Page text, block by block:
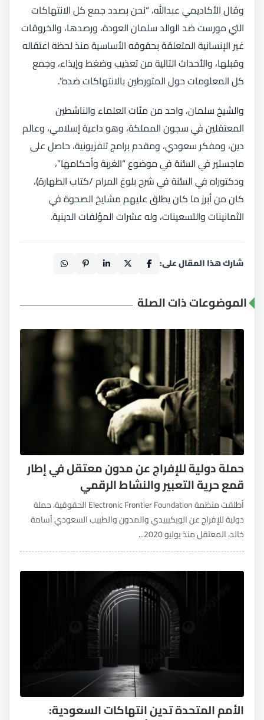
وقال الأكاديمي عبدالله، “نحن بصدد جمع كل الانتهاكات
التي مورست ضد الوالد سلمان العودة، ورصدها، والخروقات
غير الإنسانية المتعلقة بحقوقه الأساسية منذ لحظة اعتقاله
وقبلها، والأحداث التالية من تعذيب وضغط وإيذاء، وجمع
كل المعلومات حول المتورطين بالانتهاكات ضده”.
والشيخ سلمان، واحد من مئات العلماء والناشطين
المعتقلين في سجون المملكة، وهو داعية إسلامي، وعالم
دين، ومفكر سعودي، ومقدم برامج تلفزيونية، حاصل على
ماجستير في السُّنة في موضوع “الغربة وأحكامها”،
ودكتوراه في السُّنة في شرح بلوغ المرام /كتاب الطهارة)،
كان من أبرز ما كان يطلق عليهم مشايخ الصحوة في
الثمانينات والتسعينات، وله عشرات المؤلفات الدينية.
شارك هذا المقال على:
الموضوعات ذات الصلة
حملة دولية للإفراج عن مدون معتقل في إطار
قمع حرية التعبير والنشاط الرقمي
أطلقت منظمة Electronic Frontier Foundation الحقوقية، حملة
دولية للإفراج عن الويكيبيدي والمدون والطبيب السعودي أسامة
خالد، المعتقل منذ يوليو 2020...
الأمم المتحدة تدين انتهاكات السعودية: